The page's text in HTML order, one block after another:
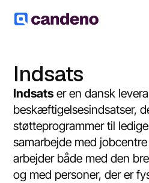
Indsats
Indsats er en dansk
beskæftigelsesindsatser,
støtteprogrammer til
samarbejde med
arbejder både med den
og med personer, der er